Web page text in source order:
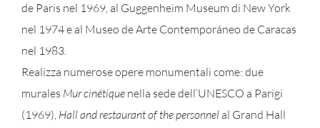
de Paris nel 1969, al Guggenheim Museum di New York
nel 1974 e al Museo de Arte Contemporáneo de Caracas
nel 1983.
Realizza numerose opere monumentali come: due
murales Mur cinétiquenella sede dell’UNESCO a Parigi
(1969), Hall and restaurant of the personnel al Grand Hall